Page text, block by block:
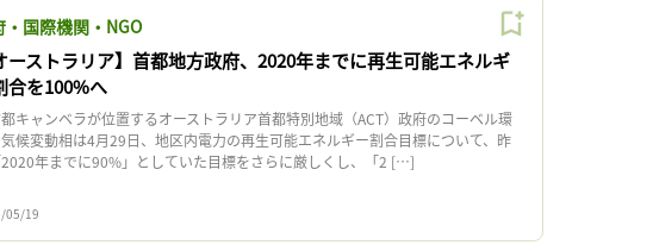
・国際機関・NGO
ーストラリア】首都地方政府、2020年までに再生可能エネルギ
合を100%へ
キャンベラが位置するオーストラリア首都特別地域（ACT）政府のコーベル環
候変動相は4月29日、地区内電力の再生可能エネルギー割合目標について、昨
年までに90%」としていた目標をさらに厳しくし、「2 […]
05/19